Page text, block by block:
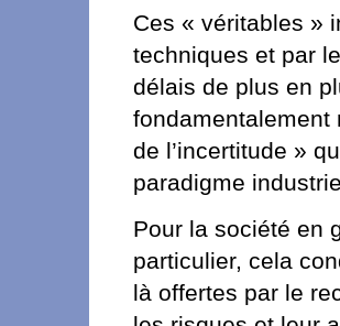
Ces « véritables »
techniques et par
délais de plus en
fondamentalement
de l’incertitude »
paradigme
Pour la société en
particulier, cela
là offertes par le